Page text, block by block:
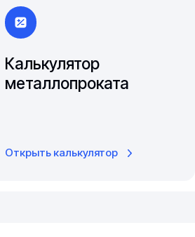
Калькулятор
металлопроката
Открыть калькулятор